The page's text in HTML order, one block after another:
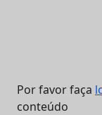
Por favor faça
conteúdo